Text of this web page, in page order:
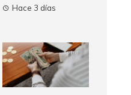
Hace 3 días